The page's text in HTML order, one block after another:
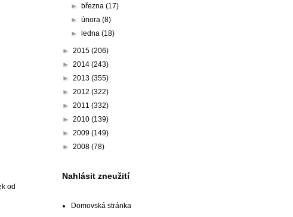
od
► března(17)
►února(8)
►
ledna(18)
► 2015 (206)
► 2014 (243)
► 2013 (355)
► 2012 (322)
► 2011 (332)
► 2010 (139)
► 2009 (149)
► 2008 (78)
Nahlásit zneužití
Domovská stránka